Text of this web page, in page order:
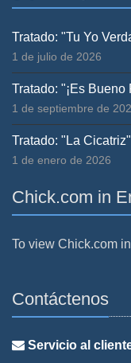
Tratado: "Tu Yo
1 de julio de 2026
Tratado: "¡Es Bueno
1 de septiembre de
Tratado: "La Cicatriz"
1 de enero de 2026
Chick.com in
To view Chick.com
Contáctenos
Servicio al